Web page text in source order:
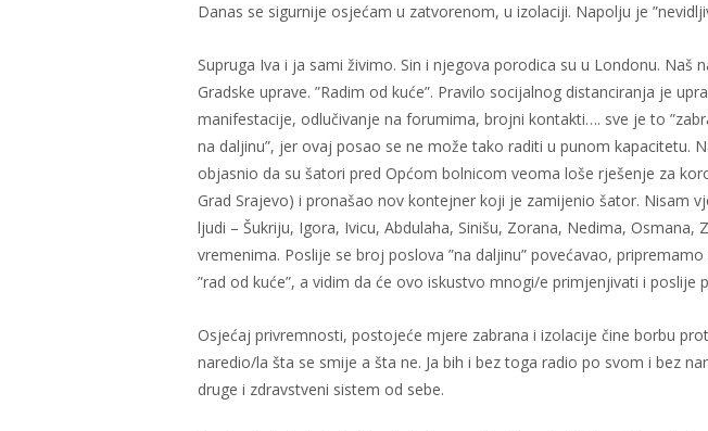
Danas se sigurnije osjećam u zatvorenom, u izolaciji. Napolju je
Supruga Iva i ja sami živimo. Sin i njegova porodica su u Londonu.
Gradske uprave. ”Radim od kuće”. Pravilo socijalnog distanciranja je
manifestacije, odlučivanje na forumima, brojni kontakti…. sve je to
na daljinu”, jer ovaj posao se ne može tako raditi u punom kapacitetu.
objasnio da su šatori pred Općom bolnicom veoma loše rješenje za
Grad Srajevo) i pronašao nov kontejner koji je zamijenio šator. Nisam
ljudi – Šukriju, Igora, Ivicu, Abdulaha, Sinišu, Zorana, Nedima,
vremenima. Poslije se broj poslova ”na daljinu” povećavao,
”rad od kuće”, a vidim da će ovo iskustvo mnogi/e primjenjivati i poslije
Osjećaj privremnosti, postojeće mjere zabrana i izolacije čine borbu
naredio/la šta se smije a šta ne. Ja bih i bez toga radio po svom i bez
druge i zdravstveni sistem od sebe.